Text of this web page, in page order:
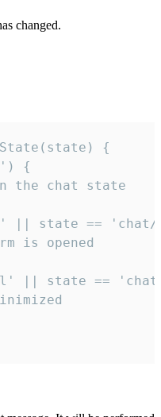
changed.
{
{
the chat state
|| state ==
is opened
|| state ==